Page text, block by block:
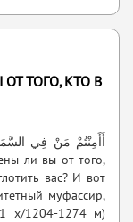
ТОГО, КТО В
вас? И вот
муфассир,
х/1204-1274 м)